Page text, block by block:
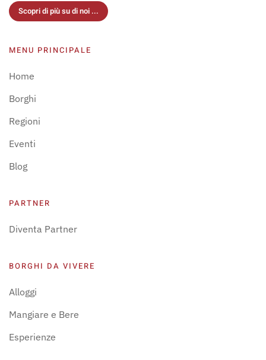
Scopri di più su di noi ...
MENU PRINCIPALE
Home
Borghi
Regioni
Eventi
Blog
PARTNER
Diventa Partner
BORGHI DA VIVERE
Alloggi
Mangiare e Bere
Esperienze